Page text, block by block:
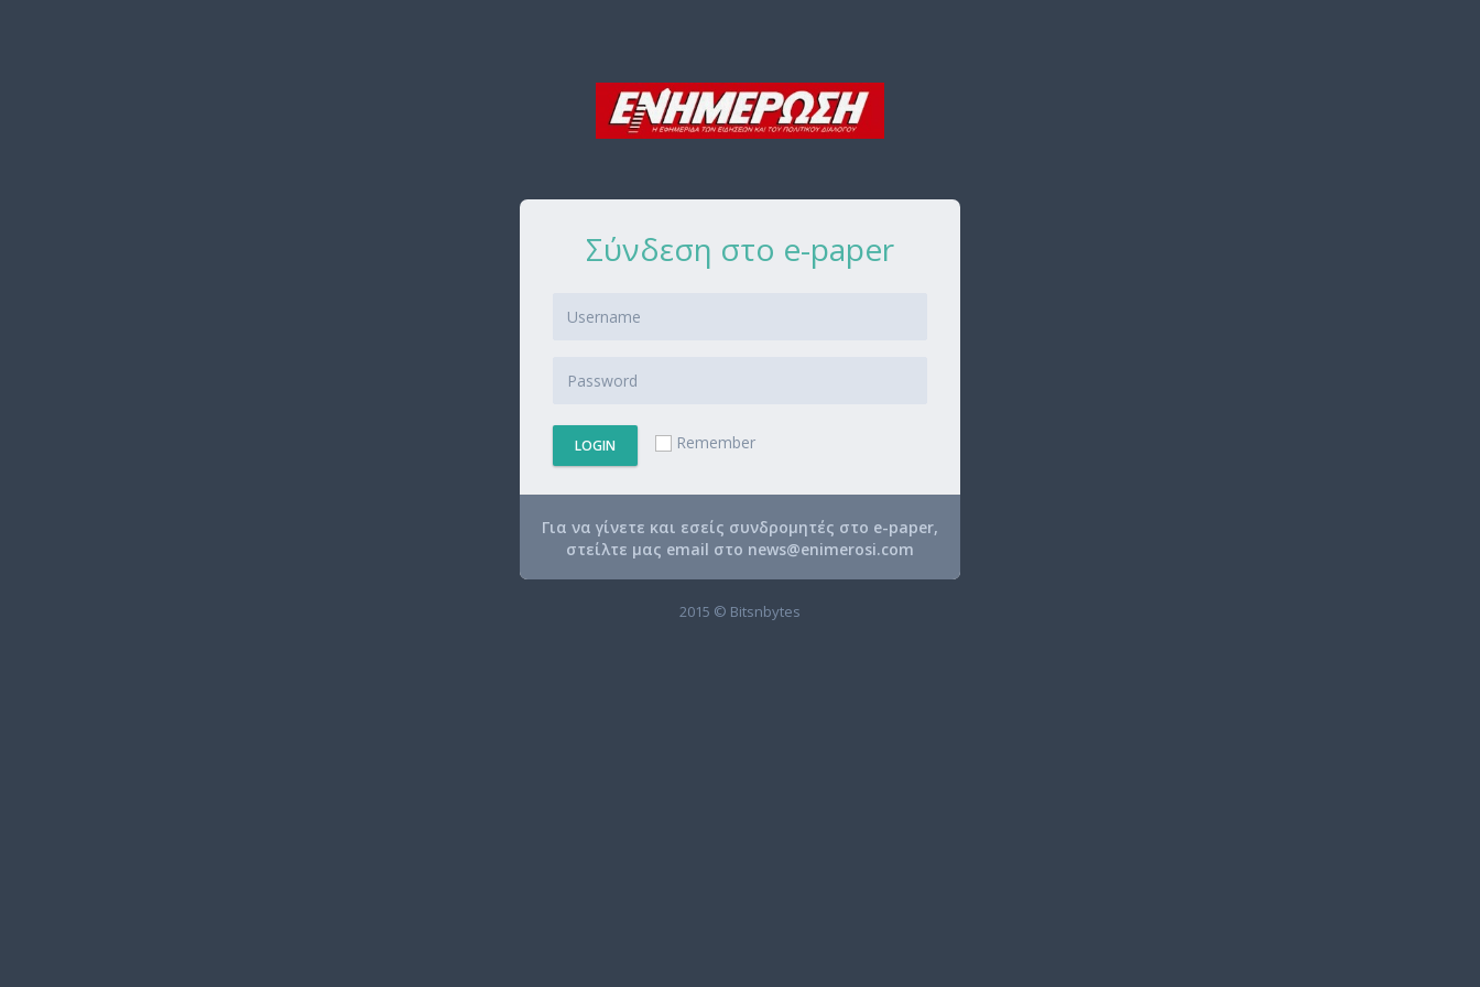
Σύνδεση στο e-paper
LOGIN Remember
Για να γίνετε και εσείς συνδρομητές στο e-paper,
στείλτε μας email στο news@enimerosi.com
2015 © Bitsnbytes